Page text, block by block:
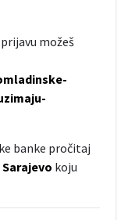
prijavu možeš
banke pročitaj
koju